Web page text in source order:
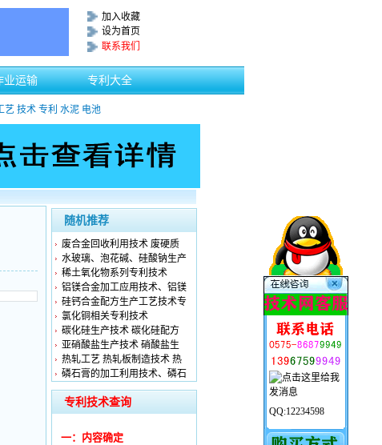
QQ:12234598
加入收藏
设为首页
联系我们
业运输 专利大全
艺 技术 专利 水泥 电池
随机推荐
废合金回收利用技术 废硬质
水玻璃、泡花碱、硅酸钠生产
稀土氧化物系列专利技术
铝镁合金加工应用技术、铝镁
硅钙合金配方生产工艺技术专
氯化铜相关专利技术
碳化硅生产技术 碳化硅配方
亚硝酸盐生产技术 硝酸盐生
热轧工艺 热轧板制造技术 热
磷石膏的加工利用技术、磷石
专利技术查询
一：内容确定